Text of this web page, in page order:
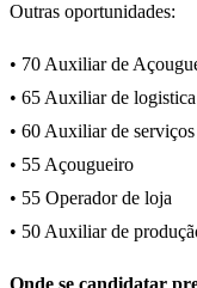
Outras oportunidades:
• 70 Auxiliar de
• 65 Auxiliar de logistica
• 60 Auxiliar de
• 55 Açougueiro
• 55 Operador de loja
• 50 Auxiliar de
Onde se candidatar